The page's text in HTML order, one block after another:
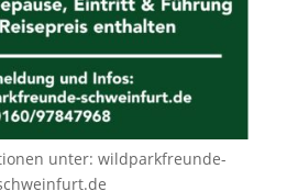
unter: wildparkfreunde-